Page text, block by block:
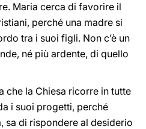
Maria cerca di favorire il
perché una madre si
tra i suoi figli. Non c’è un
né più ardente, di quello
che la Chiesa ricorre in tutte
i suoi progetti, perché
sa di rispondere al desiderio